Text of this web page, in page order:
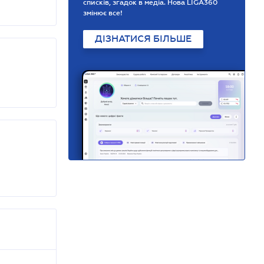
списків, згадок в медіа. Нова LIGA360
змінює все!
ДІЗНАТИСЯ БІЛЬШЕ